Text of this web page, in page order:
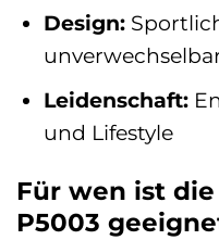
Design:
Leidenschaft:
und Lifestyle
Für wen ist
P5003